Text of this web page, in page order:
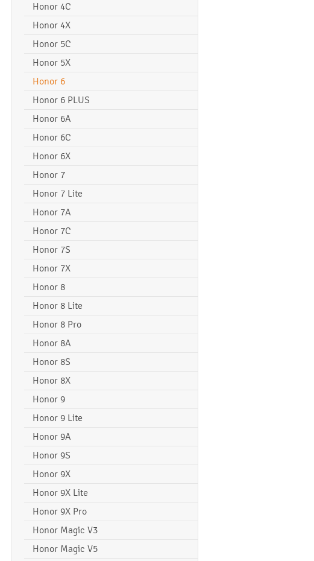
Honor 4C
Honor 4X
Honor 5C
Honor 5X
Honor 6
Honor 6 PLUS
Honor 6A
Honor 6C
Honor 6X
Honor 7
Honor 7 Lite
Honor 7A
Honor 7C
Honor 7S
Honor 7X
Honor 8
Honor 8 Lite
Honor 8 Pro
Honor 8A
Honor 8S
Honor 8X
Honor 9
Honor 9 Lite
Honor 9A
Honor 9S
Honor 9X
Honor 9X Lite
Honor 9X Pro
Honor Magic V3
Honor Magic V5